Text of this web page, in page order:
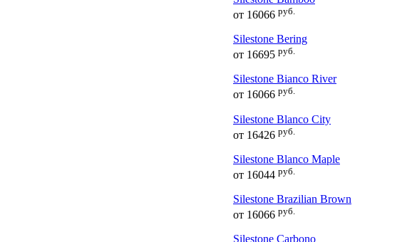
от 16066 руб.
Silestone Bering
от 16695 руб.
Silestone Bianco River
от 16066 руб.
Silestone Blanco City
от 16426 руб.
Silestone Blanco Maple
от 16044 руб.
Silestone Brazilian Brown
от 16066 руб.
Silestone Carbono